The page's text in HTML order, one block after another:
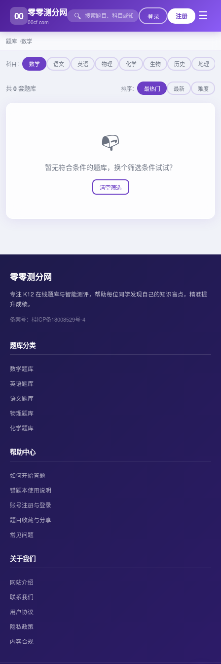
00 零零测分网
00cf.com
🔍 登录 注册 ☰
题库 数学
科目： 数学 语文 英语 物理 化学 生物 历史 地理
共0套题库 排序： 最热门 最新 难度
📭
暂无符合条件的题库，换个筛选条件试试？
清空筛选
零零测分网
专注 K12 在线题库与智能测评，帮助每位同学发现自己的知识盲点，精准提
升成绩。
备案号：桂ICP备18008529号-4
题库分类
数学题库
英语题库
语文题库
物理题库
化学题库
帮助中心
如何开始答题
错题本使用说明
账号注册与登录
题目收藏与分享
常见问题
关于我们
网站介绍
联系我们
用户协议
隐私政策
内容合规